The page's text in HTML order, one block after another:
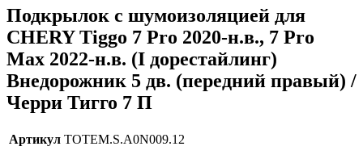
Подкрылок с шумоизоляцией для
CHERY Tiggo 7 Pro 2020-н.в., 7 Pro
Max 2022-н.в. (I дорестайлинг)
Внедорожник 5 дв. (передний правый) /
Черри Тигго 7 П
Артикул TOTEM.S.A0N009.12